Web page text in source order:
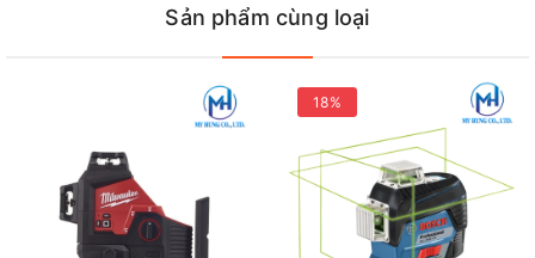
630 - 645 nm
4 đường
Độ chính xác ±2 mm / 10 m
Vùng hiển thị phương
thẳng đứng
Sản phẩm cùng loại
18%